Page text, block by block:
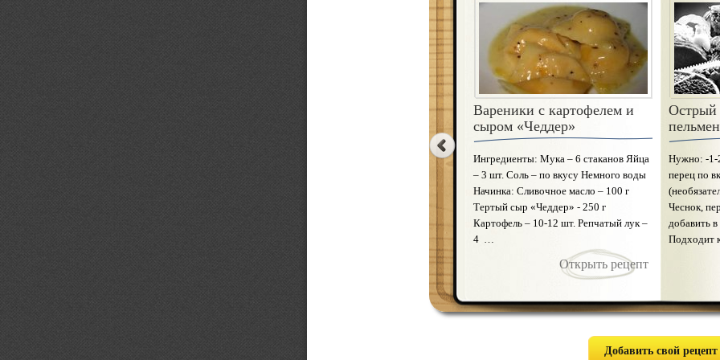
Вареники с картофелем и
сыром «Чеддер»
Ингредиенты: Мука – 6 стаканов Яйца
– 3 шт. Соль – по вкусу Немного воды
Начинка: Сливочное масло – 100 г
Тертый сыр «Чеддер» - 250 г
Картофель – 10-12 шт. Репчатый лук –
4 …
Открыть рецепт
шт. Фарш:
Индюшка
(свиная
г Ветчина
Костный
Острый
Нужно: -1-
перец по
Чеснок,
добавить
Подходит
Добавить свой рецепт